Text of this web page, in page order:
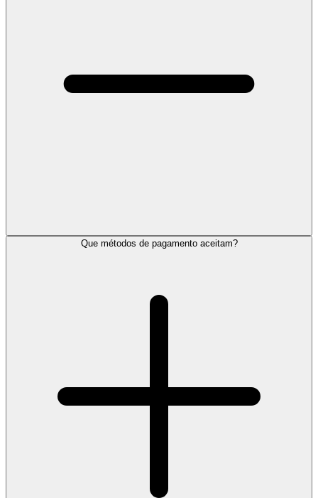
Que métodos de pagamento aceitam?